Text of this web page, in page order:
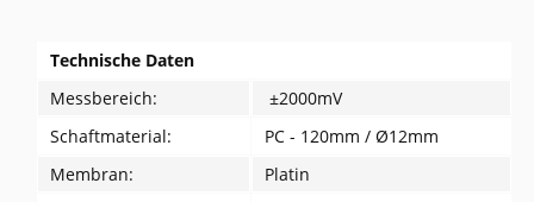
Technische Daten
Messbereich:
±2000mV
Schaftmaterial:
PC - 120mm / Ø12mm
Membran:
Platin